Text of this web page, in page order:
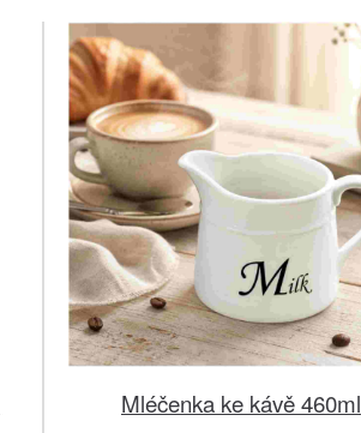
Mléčenka ke kávě 460ml